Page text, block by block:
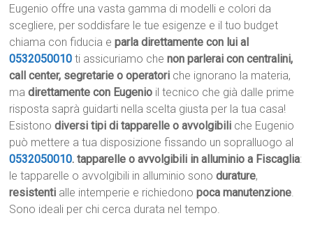
Eugenio offre una vasta gamma di modelli e colori da
scegliere, per soddisfare le tue esigenze e il tuo budget
chiama con fiducia eparla direttamente con lui al
0532050010 ti assicuriamo chenon parlerai con centralini,
call center, segretarie o operatori che ignorano la materia,
madirettamente con Eugenio il tecnico che già dalle prime
risposta saprà guidarti nella scelta giusta per la tua casa!
Esistonodiversi tipi di tapparelle o avvolgibili che Eugenio
può mettere a tua disposizione fissando un sopralluogo al
0532050010. tapparelle o avvolgibili in alluminio a Fiscaglia:
le tapparelle o avvolgibili in alluminio sonodurature,
resistenti alle intemperie e richiedonopoca manutenzione.
Sono ideali per chi cerca durata nel tempo.